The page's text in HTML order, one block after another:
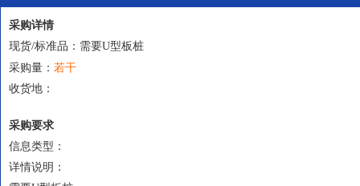
采购详情
现货/标准品：需要U型板桩
采购量： 若干
收货地：
采购要求
信息类型：
详情说明：